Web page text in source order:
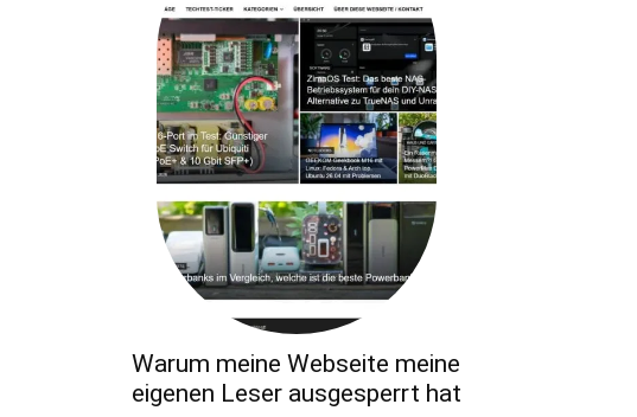
Warum meine Webseite meine
eigenen Leser ausgesperrt hat